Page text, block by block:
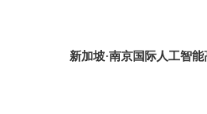
新加坡·南京国际人工智